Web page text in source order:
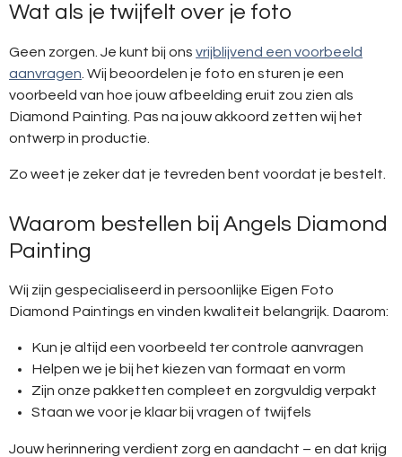
Wat als je twijfelt over je foto
Geen zorgen. Je kunt bij ons vrijblijvend een voorbeeld
aanvragen . Wij beoordelen je foto en sturen je een
voorbeeld van hoe jouw afbeelding eruit zou zien als
Diamond Painting. Pas na jouw akkoord zetten wij het
ontwerp in productie.
Zo weet je zeker dat je tevreden bent voordat je bestelt.
Waarom bestellen bij Angels Diamond
Painting
Wij zijn gespecialiseerd in persoonlijke Eigen Foto
Diamond Paintings en vinden kwaliteit belangrijk. Daarom:
Kun je altijd een voorbeeld ter controle aanvragen
Helpen we je bij het kiezen van formaat en vorm
Zijn onze pakketten compleet en zorgvuldig verpakt
Staan we voor je klaar bij vragen of twijfels
Jouw herinnering verdient zorg en aandacht – en dat krijg